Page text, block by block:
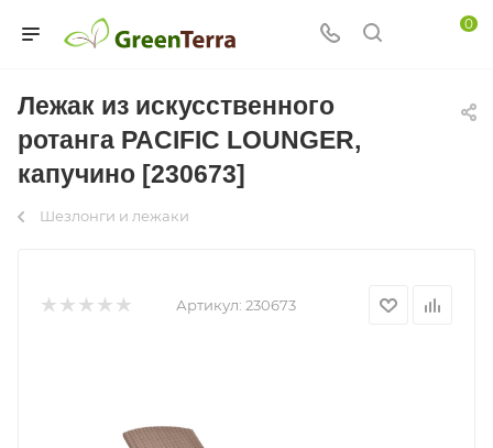
0
Лежак из искусственного
ротанга PACIFIC LOUNGER,
капучино [230673]
Шезлонги и лежаки
Артикул: 230673